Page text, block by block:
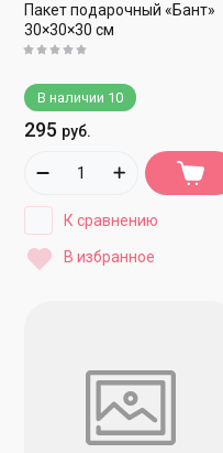
Пакет подарочный «Бант»
30×30×30 см
В наличии 10
295 руб.
К сравнению
В избранное